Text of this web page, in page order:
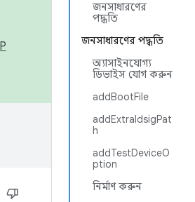
জনসাধারণের
পদ্ধতি
জনসাধারণের পদ্ধতি
অ্যাসাইনযোগ্য
ডিভাইস যোগ করুন
addBootFile
addExtraIdsigPat
h
addTestDeviceO
ption
নির্মাণ করুন